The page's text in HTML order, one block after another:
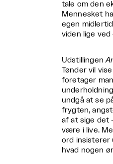
tale om den
Mennesket
egen
viden lige ved
Udstillingen
Tønder vil
foretager
undgå at se
frygten,
af at sige det
være i live.
ord insisterer
hvad nogen